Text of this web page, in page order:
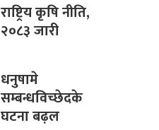
राष्ट्रिय कृषि नीति,
२०८३ जारी
धनुषामे
सम्बन्धविच्छेदके
घटना बढ़ल